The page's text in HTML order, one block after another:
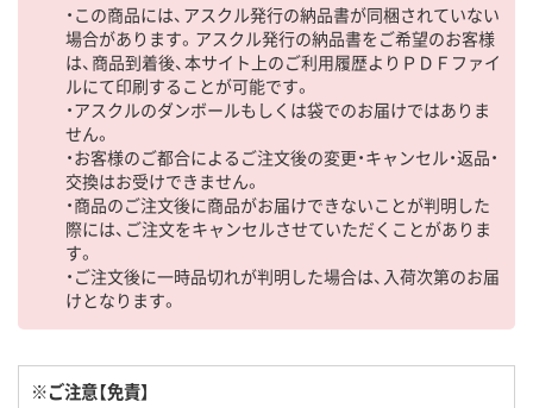
・この商品には、アスクル発行の納品書が同梱されていない
場合があります。アスクル発行の納品書をご希望のお客様
は、商品到着後、本サイト上のご利用履歴よりＰＤＦファイ
ルにて印刷することが可能です。
・アスクルのダンボールもしくは袋でのお届けではありま
せん。
・お客様のご都合によるご注文後の変更・キャンセル・返品・
交換はお受けできません。
・商品のご注文後に商品がお届けできないことが判明した
際には、ご注文をキャンセルさせていただくことがありま
す。
・ご注文後に一時品切れが判明した場合は、入荷次第のお届
けとなります。
※ご注意【免責】